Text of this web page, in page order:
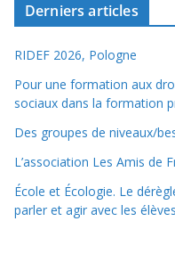
Derniers articles
RIDEF 2026, Pologne
Pour une formation aux
sociaux dans la formation
Des groupes de niveaux/
L’association Les Amis de
École et Écologie. Le
parler et agir avec les